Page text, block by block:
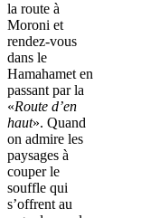
la route à
Moroni et
rendez-vous
dans le
Hamahamet en
passant par la
«Route d’en
haut». Quand
on admire les
paysages à
couper le
souffle qui
s’offrent au